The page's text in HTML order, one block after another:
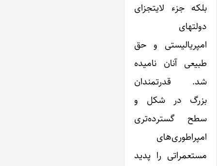
بلکه جزء لایتجزای
دولتهای
امپریالیستی و حق
طبیعی آنان نامیده
شد. قدرتمندان
بزرگ در شکل و
سطح‌ گسترده‌تری
امپراطوری‌های
مستعمراتی را پدید